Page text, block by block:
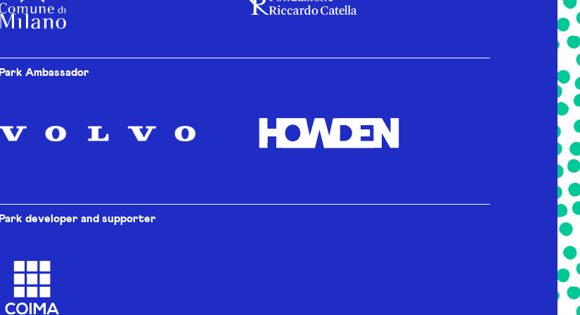
Park Ambassador
Park developer and supporter